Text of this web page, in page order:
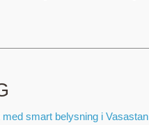
smart belysning i Vasastan